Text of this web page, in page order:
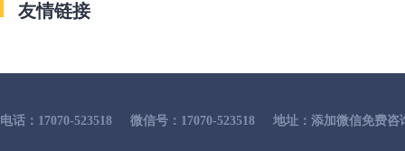
友情链接
电话：17070-523518 微信号：17070-523518 地址：添加微信免费